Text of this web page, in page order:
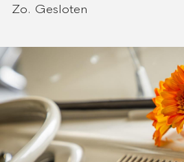
Zo. Gesloten